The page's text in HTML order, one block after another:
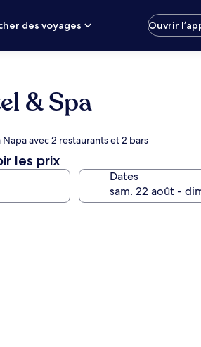
des voyages
Ouvrir
& Spa
avec 2 restaurants et 2 bars
les prix
Dates